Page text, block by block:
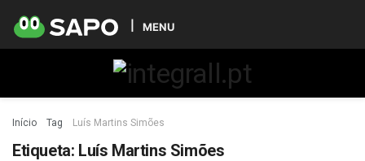
MENU
Início Tag Luís Martins Simões
Etiqueta: Luís Martins Simões